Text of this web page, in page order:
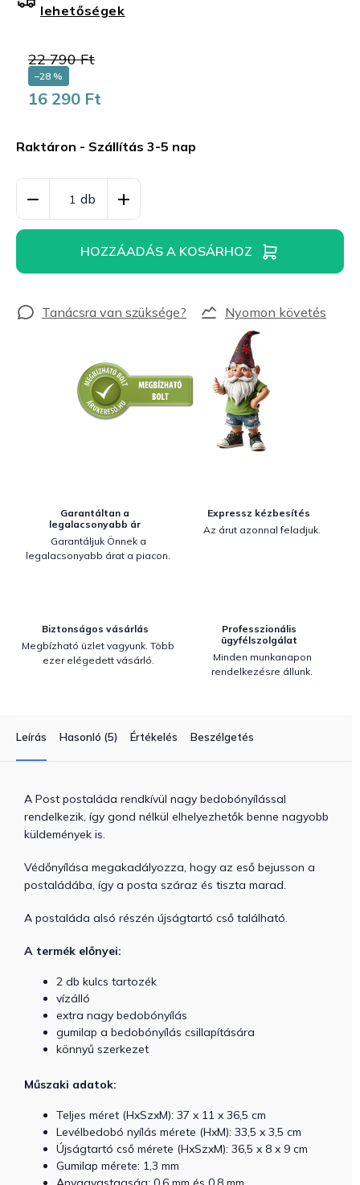
22 790 Ft
–28 %
16 290 Ft
Raktáron - Szállítás 3-5 nap
lehetőségek
HOZZÁADÁS A KOSÁRHOZ
Nyomon követés
Garantáltan a
legalacsonyabb ár
Garantáljuk Önnek a
legalacsonyabb árat a piacon.
Expressz kézbesítés
Az árut azonnal feladjuk.
Biztonságos vásárlás
Megbízható üzlet vagyunk. Több
ezer elégedett vásárló.
Professzionális
ügyfélszolgálat
Minden munkanapon
rendelkezésre állunk.
Leírás Hasonló (5) Értékelés Beszélgetés
A Post postaláda rendkívül nagy bedobónyílással
rendelkezik, így gond nélkül elhelyezhetők benne nagyobb
küldemények is.
Védőnyílása megakadályozza, hogy az eső bejusson a
postaládába, így a posta száraz és tiszta marad.
A postaláda alsó részén újságtartó cső található.
A termék előnyei:
2 db kulcs tartozék
vízálló
extra nagy bedobónyílás
gumilap a bedobónyílás csillapítására
könnyű szerkezet
Műszaki adatok:
Teljes méret (HxSzxM): 37 x 11 x 36,5 cm
Levélbedobó nyílás mérete (HxM): 33,5 x 3,5 cm
Újságtartó cső mérete (HxSzxM): 36,5 x 8 x 9 cm
Gumilap mérete: 1,3 mm